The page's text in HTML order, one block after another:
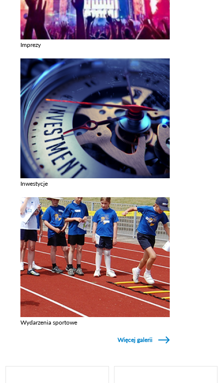
Imprezy
Inwestycje
Wydarzenia sportowe
Więcej galerii